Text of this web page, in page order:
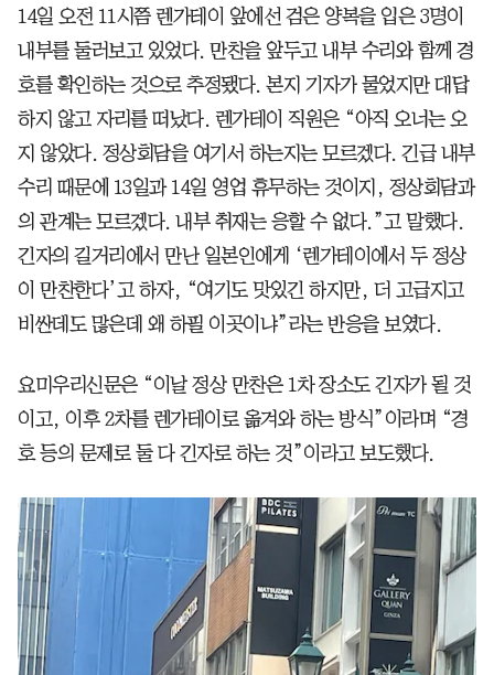
14일 오전 11시쯤 렌가테이 앞에선 검은 양복을 입은 3명이
내부를 둘러보고 있었다. 만찬을 앞두고 내부 수리와 함께 경
호를 확인하는 것으로 추정됐다. 본지 기자가 물었지만 대답
하지 않고 자리를 떠났다. 렌가테이 직원은 “아직 오너는 오
지 않았다. 정상회담을 여기서 하는지는 모르겠다. 긴급 내부
수리 때문에 13일과 14일 영업 휴무하는 것이지, 정상회담과
의 관계는 모르겠다. 내부 취재는 응할 수 없다.”고 말했다.
긴자의 길거리에서 만난 일본인에게 ‘렌가테이에서 두 정상
이 만찬한다’고 하자, “여기도 맛있긴 하지만, 더 고급지고
비싼데도 많은데 왜 하필 이곳이냐”라는 반응을 보였다.
요미우리신문은 “이날 정상 만찬은 1차 장소도 긴자가 될 것
이고, 이후 2차를 렌가테이로 옮겨와 하는 방식”이라며 “경
호 등의 문제로 둘 다 긴자로 하는 것”이라고 보도했다.